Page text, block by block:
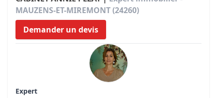
MAUZENS-ET-MIREMONT (24260)
Demander un devis
Expert